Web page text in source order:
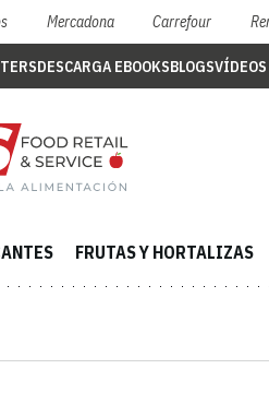
Mercadona Carrefour
DESCARGA EBOOKSBLOGSVÍDEOS
FRUTAS Y HORTALIZAS